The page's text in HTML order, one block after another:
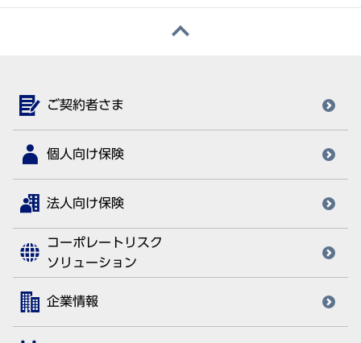
ご契約者さま
個人向け保険
法人向け保険
コーポレートリスク
ソリューション
企業情報